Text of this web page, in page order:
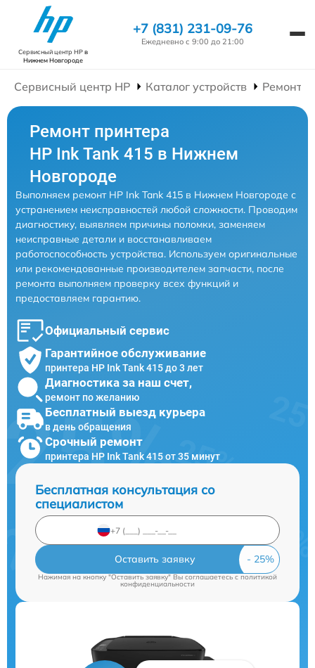
Сервисный центр HPв
Нижнем Новгороде
+7 (831) 231-09-76
Ежедневно с 9:00 до 21:00
Сервисный центр HP Каталог устройств Ремонт
Ремонт принтера
HP Ink Tank 415 в Нижнем
Новгороде
Выполняем ремонт HP Ink Tank 415 в Нижнем Новгороде с
устранением неисправностей любой сложности. Проводим
диагностику, выявляем причины поломки, заменяем
неисправные детали и восстанавливаем
работоспособность устройства. Используем оригинальные
или рекомендованные производителем запчасти, после
ремонта выполняем проверку всех функций и
предоставляем гарантию.
Официальный сервис
Гарантийное обслуживание
принтера HP Ink Tank 415 до 3 лет
Диагностика за наш счет,
ремонт по желанию
Бесплатный выезд курьера
в день обращения
Срочный ремонт
принтера HP Ink Tank 415 от 35 минут
Бесплатная консультация со
специалистом
Оставить заявку
Нажимая на кнопку "Оставить заявку" Вы соглашаетесь cполитикой
конфиденциальности